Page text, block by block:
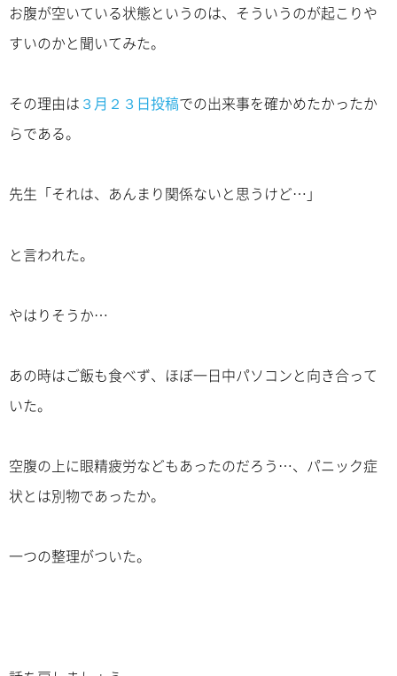
お腹が空いている状態というのは、そういうのが起こりや
すいのかと聞いてみた。
その理由は ３月２３日投稿での出来事を確かめたかったか
らである。
先生「それは、あんまり関係ないと思うけど…」
と言われた。
やはりそうか…
あの時はご飯も食べず、ほぼ一日中パソコンと向き合って
いた。
空腹の上に眼精疲労などもあったのだろう…、パニック症
状とは別物であったか。
一つの整理がついた。